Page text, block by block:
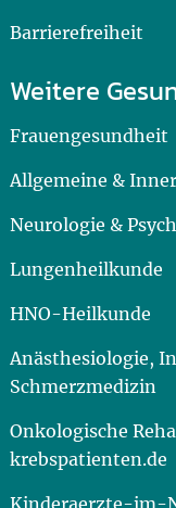
Barrierefreiheit
Weitere
Frauengesundheit
Allgemeine &
Neurologie &
Lungenheilkunde
HNO-Heilkunde
Anästhesiologie,
Schmerzmedizin
Onkologische
krebspatienten.de
Kinderaerzte-im-